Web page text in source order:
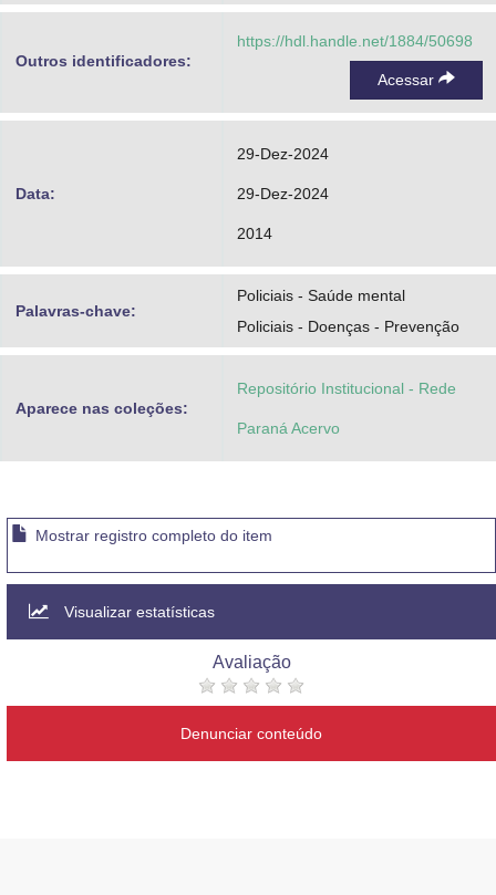
Outros identificadores:
https://hdl.handle.net/1884/50698
Acessar
Data:
29-Dez-2024
29-Dez-2024
2014
Palavras-chave:
Policiais - Saúde mental
Policiais - Doenças - Prevenção
Aparece nas coleções:
Repositório Institucional - Rede
Paraná Acervo
Mostrar registro completo do item
Visualizar estatísticas
Avaliação
Denunciar conteúdo